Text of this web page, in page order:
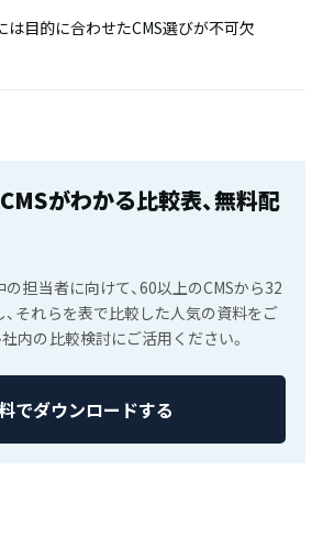
は目的に合わせたCMS選びが不可欠
がわかる比較表、無料配
担当者に向けて、60以上のCMSから32
それらを表で比較した人気の資料をご
内の比較検討にご活用ください。
でダウンロードする